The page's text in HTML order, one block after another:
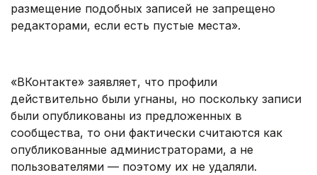
размещение подобных записей не запрещено
редакторами, если есть пустые места».
«ВКонтакте» заявляет, что профили
действительно были угнаны, но поскольку записи
были опубликованы из предложенных в
сообщества, то они фактически считаются как
опубликованные администраторами, а не
пользователями — поэтому их не удаляли.